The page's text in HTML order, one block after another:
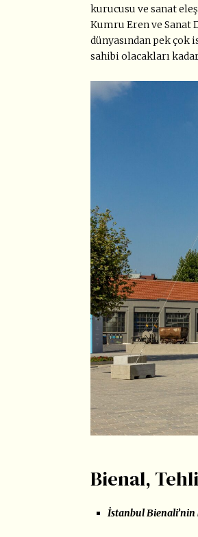
kurucusu ve sanat
Kumru Eren ve Sanat
dünyasından pek
sahibi olacakları
Bienal,
İstanbul Bienali’nin